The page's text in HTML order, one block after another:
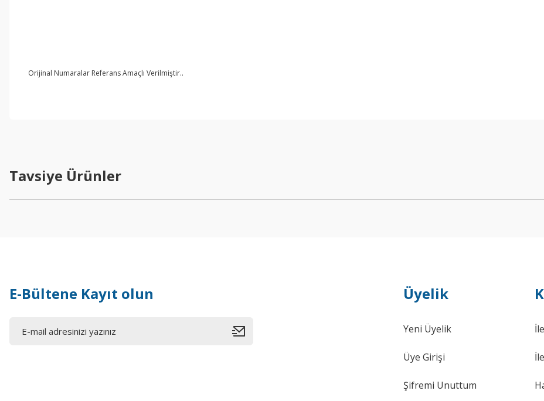
Orijinal Numaralar Referans Amaçlı Verilmiştir..
Tavsiye Ürünler
E-Bültene Kayıt olun Üyelik
Yeni Üyelik
Üye Girişi
Şifremi Unuttum